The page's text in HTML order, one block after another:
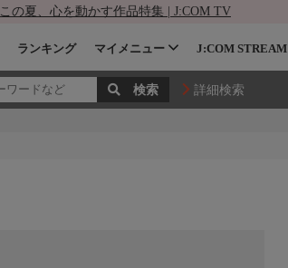
この夏、心を動かす作品特集 | J:COM TV
ランキング マイメニュー J:COM STREAM
詳細検索